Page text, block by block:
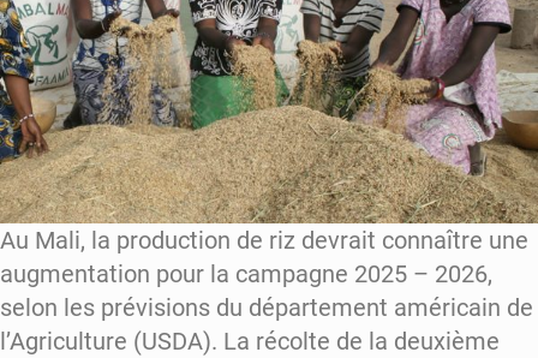
Au Mali, la production de riz devrait connaître une
augmentation pour la campagne 2025 – 2026,
selon les prévisions du département américain de
l’Agriculture (USDA). La récolte de la deuxième